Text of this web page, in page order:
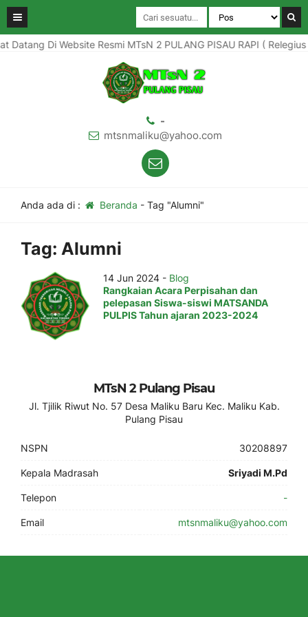
Datang Di Website Resmi MTsN 2 PULANG PISAU RAPI (
-
mtsnmaliku@yahoo.com
Anda ada di : Beranda - Tag "Alumni"
Tag: Alumni
14 Jun 2024 - Blog
Rangkaian Acara Perpisahan dan
pelepasan Siswa-siswi MATSANDA
PULPIS Tahun ajaran 2023-2024
MTsN 2 Pulang Pisau
Jl. Tjilik Riwut No. 57 Desa Maliku Baru Kec. Maliku Kab.
Pulang Pisau
NSPN 30208897
Kepala Madrasah Sriyadi M.Pd
Telepon -
Email mtsnmaliku@yahoo.com